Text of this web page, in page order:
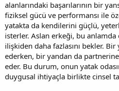
alanlarındaki başarılarının bir
fiziksel gücü ve performansı ile
yatakta da kendilerini güçlü,
isterler. Aslan erkeği, bu
ilişkiden daha fazlasını bekler.
ederken, bir yandan da
eder. Bu durum, onun yatak
duygusal ihtiyaçla birlikte cinsel